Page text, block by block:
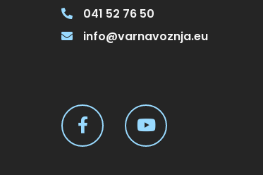
041 52 76 50
info@varnavoznja.eu